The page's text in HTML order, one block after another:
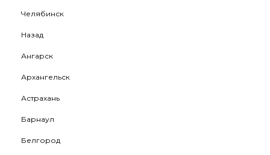
Челябинск
Назад
Ангарск
Архангельск
Астрахань
Барнаул
Белгород